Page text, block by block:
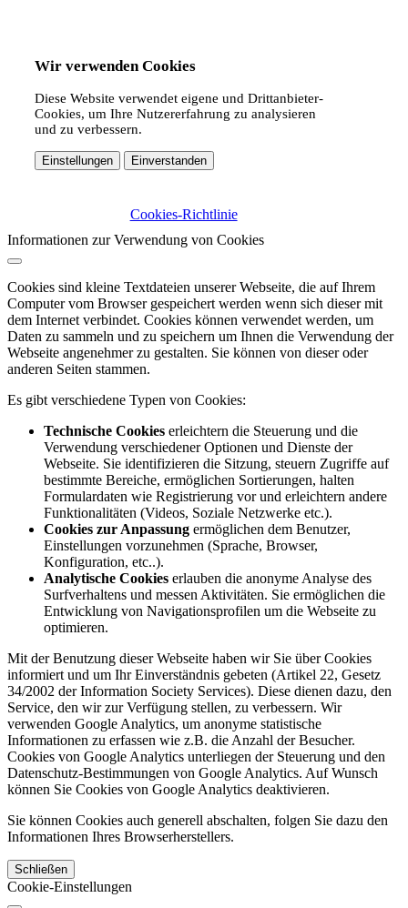
Wir verwenden Cookies
Diese Website verwendet eigene und Drittanbieter-
Cookies, um Ihre Nutzererfahrung zu analysieren
und zu verbessern.
Einstellungen Einverstanden
Cookies-Richtlinie
Informationen zur Verwendung von Cookies
Cookies sind kleine Textdateien unserer Webseite, die auf Ihrem
Computer vom Browser gespeichert werden wenn sich dieser mit
dem Internet verbindet. Cookies können verwendet werden, um
Daten zu sammeln und zu speichern um Ihnen die Verwendung der
Webseite angenehmer zu gestalten. Sie können von dieser oder
anderen Seiten stammen.
Es gibt verschiedene Typen von Cookies:
Technische Cookies erleichtern die Steuerung und die
Verwendung verschiedener Optionen und Dienste der
Webseite. Sie identifizieren die Sitzung, steuern Zugriffe auf
bestimmte Bereiche, ermöglichen Sortierungen, halten
Formulardaten wie Registrierung vor und erleichtern andere
Funktionalitäten (Videos, Soziale Netzwerke etc.).
Cookies zur Anpassung ermöglichen dem Benutzer,
Einstellungen vorzunehmen (Sprache, Browser,
Konfiguration, etc..).
Analytische Cookies erlauben die anonyme Analyse des
Surfverhaltens und messen Aktivitäten. Sie ermöglichen die
Entwicklung von Navigationsprofilen um die Webseite zu
optimieren.
Mit der Benutzung dieser Webseite haben wir Sie über Cookies
informiert und um Ihr Einverständnis gebeten (Artikel 22, Gesetz
34/2002 der Information Society Services). Diese dienen dazu, den
Service, den wir zur Verfügung stellen, zu verbessern. Wir
verwenden Google Analytics, um anonyme statistische
Informationen zu erfassen wie z.B. die Anzahl der Besucher.
Cookies von Google Analytics unterliegen der Steuerung und den
Datenschutz-Bestimmungen von Google Analytics. Auf Wunsch
können Sie Cookies von Google Analytics deaktivieren.
Sie können Cookies auch generell abschalten, folgen Sie dazu den
Informationen Ihres Browserherstellers.
Schließen
Cookie-Einstellungen